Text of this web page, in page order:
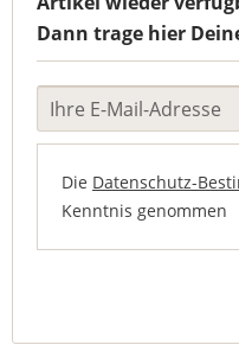
Dann trage hier
Die Datenschutz-
Kenntnis genommen